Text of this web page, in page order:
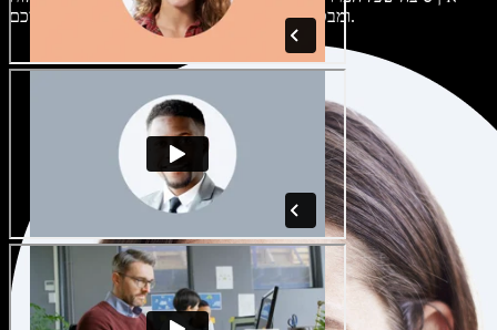
ומבטאים של בינה מלאכותית והתאימו אותם אליכם.